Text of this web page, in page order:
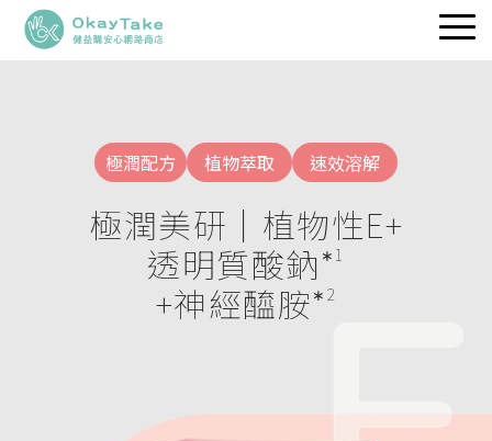
專利保健品
極潤配方 植物萃取 速效溶解
極潤美研｜植物性E+
透明質酸鈉 ∗1
+神經醯胺 ∗2